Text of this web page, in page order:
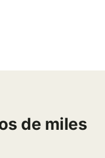
de miles